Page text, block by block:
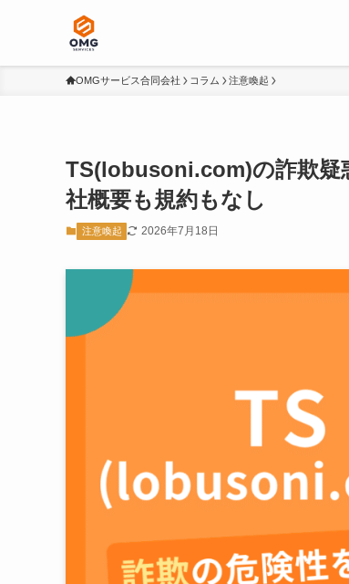
OMGサービス合同会社 コラム 注意喚起
TS(lobusoni.com)の詐欺疑
社概要も規約もなし
注意喚起 2026年7月18日